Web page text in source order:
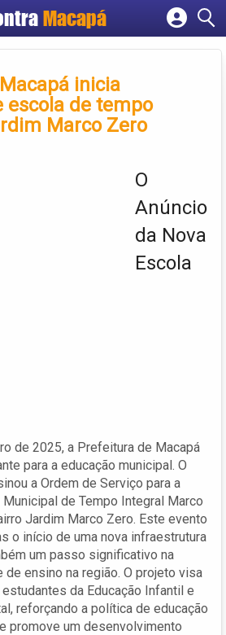
Macapá
Cadastrar empresa
Criar containicia
escola de tempo
Marco Zero
O
Anúncio
da Nova
Escola
de 2025, a Prefeitura de Macapá
para a educação municipal. O
a Ordem de Serviço para a
de Tempo Integral Marco
Jardim Marco Zero. Este evento
o início de uma nova infraestrutura
um passo significativo na
de ensino na região. O projeto visa
da Educação Infantil e
reforçando a política de educação
promove um desenvolvimento